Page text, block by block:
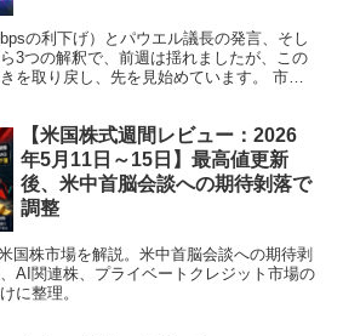
の利下げ）とパウエル議長の発言、そし
3つの解釈で、前週は揺れましたが、この
を取り戻し、先を見始めています。 市場
【米国株式週間レビュー：2026
年5月11日～15日】最高値更新
後、米中首脳会談への期待剝落で
調整
国株市場を解説。米中首脳会談への期待剥
AI関連株、プライベートクレジット市場の
に整理。